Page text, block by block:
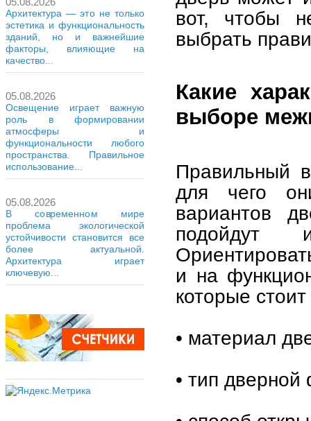
Архитектура — это не только
эстетика и функциональность
зданий, но и важнейшие
факторы, влияющие на
качество...
05.08.2026
Освещение играет важную
роль в формировании
атмосферы и
функциональности любого
пространства. Правильное
использование...
05.08.2026
В современном мире
проблема экологической
устойчивости становится все
более актуальной.
Архитектура играет
ключевую...
вот, чтобы
выбрать
Какие
выборе
Правильный
для чего
вариантов
подойдут
и на
которые
• материал
• тип